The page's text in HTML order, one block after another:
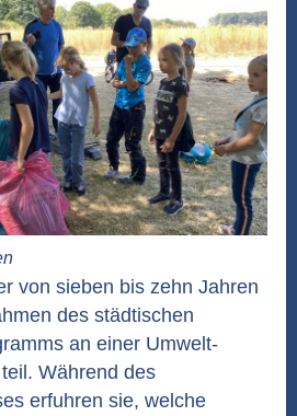
von sieben bis zehn Jahren
des städtischen
an einer Umwelt-
Während des
erfuhren sie, welche